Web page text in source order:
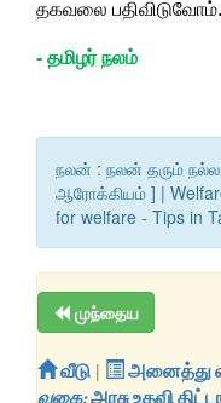
தகவலை பதிவிடுவோம்.
- தமிழர் நலம்
நலன் : நலன் தரும் நல்ல
ஆரோக்கியம் ] |
for welfare - Tips in
முந்தைய
வீடு | அனைத்து
வகை:அரசு உதவி